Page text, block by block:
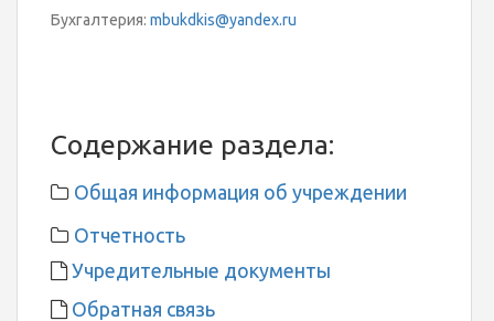
Бухгалтерия: mbukdkis@yandex.ru
Содержание раздела:
Общая информация об учреждении
Отчетность
Учредительные документы
Обратная связь